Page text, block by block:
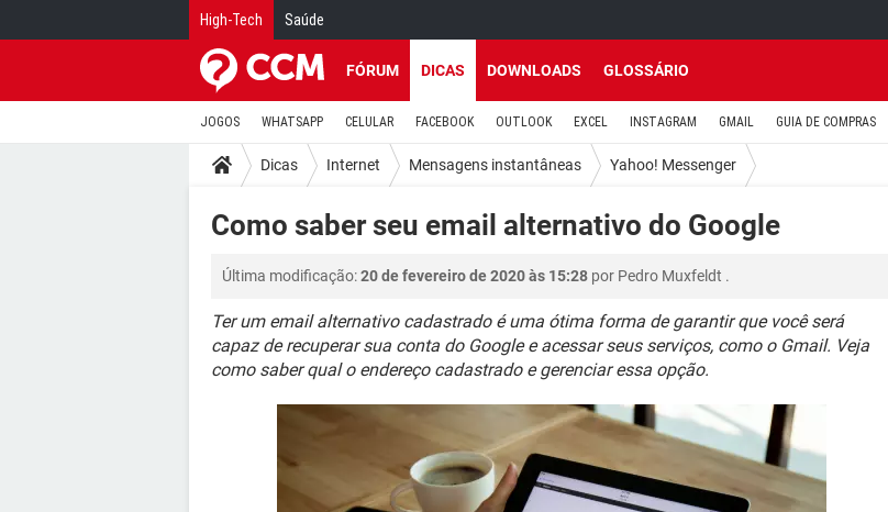
High-Tech Saúde
FÓRUM DICAS DOWNLOADS GLOSSÁRIO
JOGOS WHATSAPP CELULAR FACEBOOK OUTLOOK EXCEL INSTAGRAM GMAIL GUIA DE COMPRAS
Dicas Internet Mensagens instantâneas Yahoo! Messenger
Como saber seu email alternativo do Google
Última modificação:20 de fevereiro de 2020 às 15:28 por Pedro Muxfeldt .
Ter um email alternativo cadastrado é uma ótima forma de garantir que você será
capaz de recuperar sua conta do Google e acessar seus serviços, como o Gmail. Veja
como saber qual o endereço cadastrado e gerenciar essa opção.